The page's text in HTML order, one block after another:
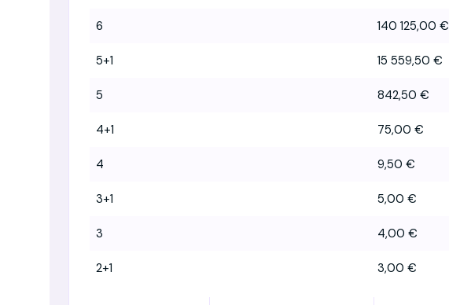
6 140 125,00 €
5+1 15 559,50 €
5 842,50 €
4+1 75,00 €
4 9,50 €
3+1 5,00 €
3 4,00 €
2+1 3,00 €